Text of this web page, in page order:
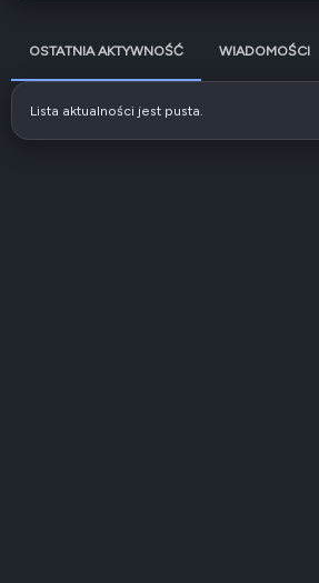
OSTATNIA AKTYWNOŚĆ WIADOMOŚCI
Lista aktualności jest pusta.